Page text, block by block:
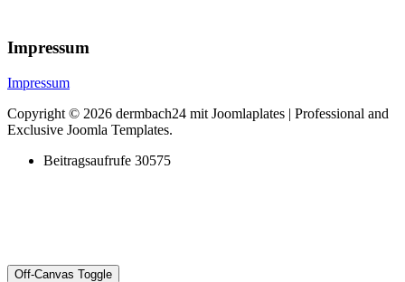
Impressum
Impressum
Copyright © 2026 dermbach24 mit Joomlaplates | Professional and
Exclusive Joomla Templates.
Beitragsaufrufe 30575
Off-Canvas Toggle